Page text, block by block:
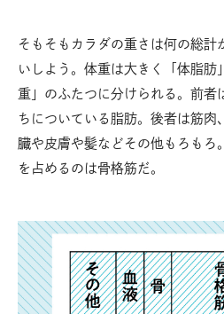
そもそもカラダの重さは何の総
いしよう。体重は大きく「体脂
重」のふたつに分けられる。前者
ちについている脂肪。後者は筋肉
臓や皮膚や髪などその他もろもろ
を占めるのは骨格筋だ。